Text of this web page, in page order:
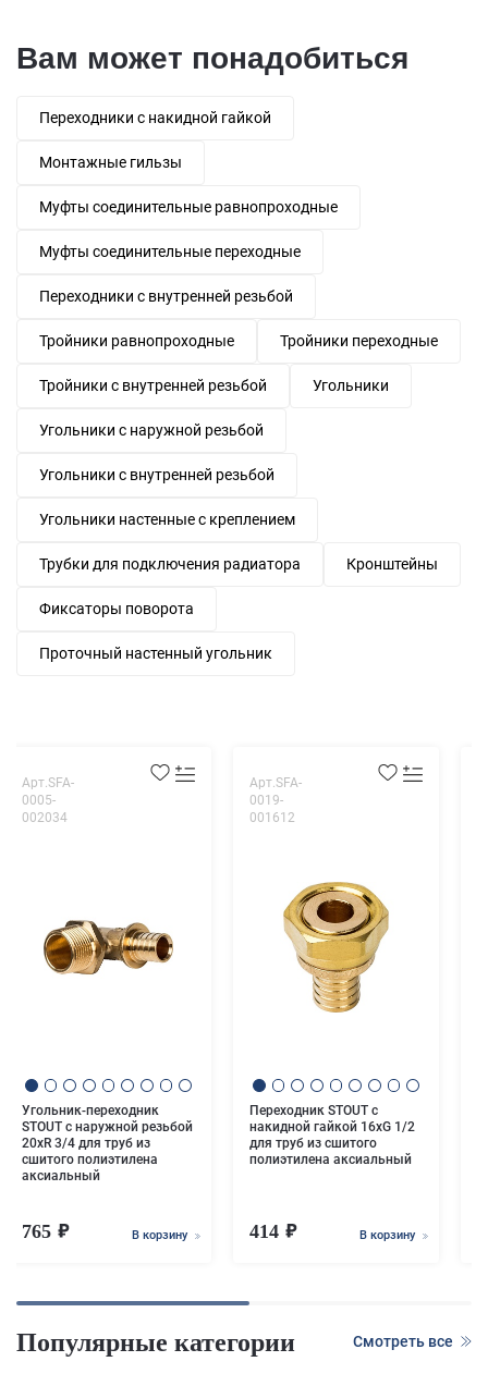
Вам может понадобиться
Переходники с накидной гайкой
Монтажные гильзы
Муфты соединительные равнопроходные
Муфты соединительные переходные
Переходники с внутренней резьбой
Тройники равнопроходные Тройники переходные
Тройники с внутренней резьбой Угольники
Угольники с наружной резьбой
Угольники с внутренней резьбой
Угольники настенные с креплением
Трубки для подключения радиатора Кронштейны
Фиксаторы поворота
Проточный настенный угольник
Арт.SFA-
0005-
002034
Угольник-переходник
STOUT с наружной резьбой
20xR 3/4 для труб из
сшитого полиэтилена
аксиальный
765 В корзину
Арт.SFA-
0019-
001612
Переходник STOUT с
накидной гайкой 16xG 1/2
для труб из сшитого
полиэтилена аксиальный
414 В корзину
Популярные категории Смотреть все